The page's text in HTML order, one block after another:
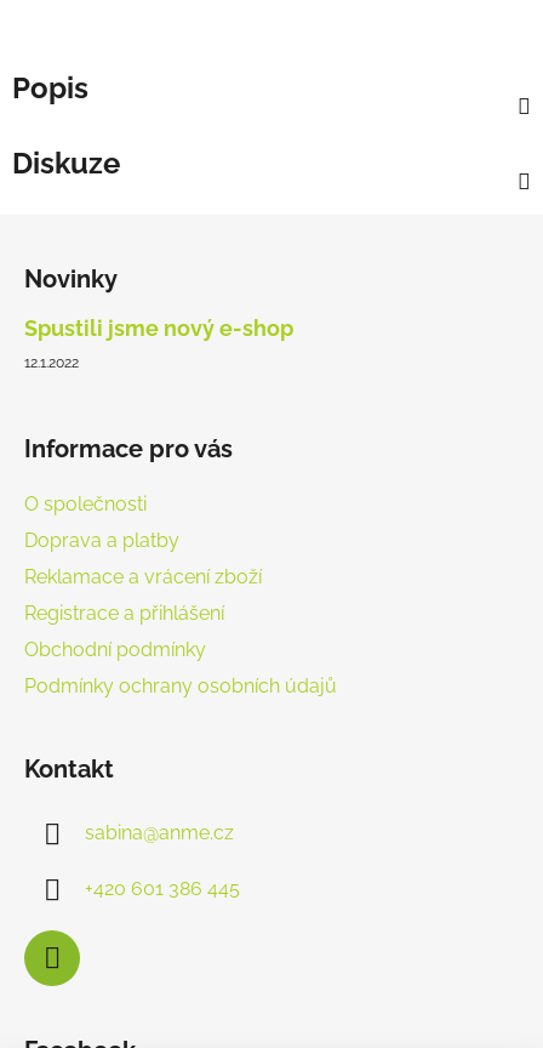
Popis
Diskuze
Novinky
Spustili jsme nový e-shop
12.1.2022
Informace pro vás
O společnosti
Doprava a platby
Reklamace a vrácení zboží
Registrace a přihlášení
Obchodní podmínky
Podmínky ochrany osobních údajů
Kontakt
sabina@anme.cz
+420 601 386 445